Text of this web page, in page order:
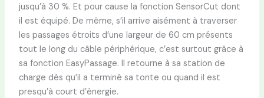
jusqu’à 30 %. Et pour cause la fonction SensorCut dont
il est équipé. De même, s’il arrive aisément à traverser
les passages étroits d’une largeur de 60 cm présents
tout le long du câble périphérique, c’est surtout grâce à
sa fonction EasyPassage. Il retourne à sa station de
charge dès qu’il a terminé sa tonte ou quand il est
presqu’à court d’énergie.